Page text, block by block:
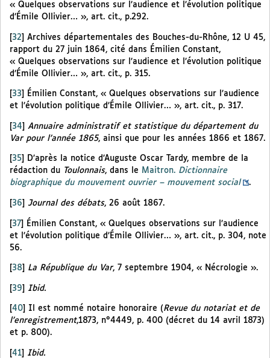
« Quelques observations sur l’audience et l’évolution politique
d’Émile Ollivier… », art. cit., p.292.
[32] Archives départementales des Bouches-du-Rhône, 12 U 45,
rapport du 27 juin 1864, cité dans Émilien Constant,
« Quelques observations sur l’audience et l’évolution politique
d’Émile Ollivier… », art. cit., p. 315.
33
Émilien Constant, « Quelques observations sur l’audience
et l’évolution politique d’Émile Ollivier… », art. cit., p. 317.
[34] Annuaire administratif et statistique du département du
Var pour l’année 1865, ainsi que pour les années 1866 et 1867.
35
D’après la notice d’Auguste Oscar Tardy, membre de la
rédaction du Toulonnais, dans le Maitron. Dictionnaire
biographique du mouvement ouvrier – mouvement social
.
36 Journal des débats, 26 août 1867.
[37]
Émilien Constant, « Quelques observations sur l’audience
et l’évolution politique d’Émile Ollivier… », art. cit., p. 304, note
56.
38 La République du Var, 7 septembre 1904, « Nécrologie ».
[39] Ibid.
40 Il est nommé notaire honoraire (Revue du notariat et de
l’enregistrement,1873, n°4449, p. 400 (décret du 14 avril 1873)
et p. 800).
41 Ibid.